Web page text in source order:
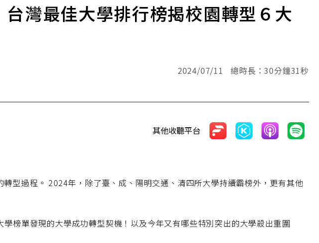
灣最佳大學排行榜揭校園轉型６大
2024/07/11 總時長：30分鐘31秒
其他收聽平台
型過程。 2024年，除了臺、成、陽明交通、清四所大學持續霸榜外，更有其他
榜單發現的大學成功轉型契機！以及今年又有哪些特別突出的大學殺出重圍